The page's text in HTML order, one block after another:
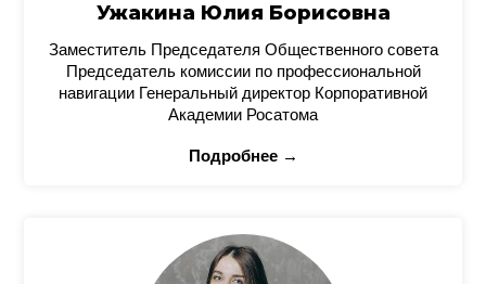
Ужакина Юлия Борисовна
Заместитель Председателя Общественного совета
Председатель комиссии по профессиональной
навигации Генеральный директор Корпоративной
Академии Росатома
Подробнее →